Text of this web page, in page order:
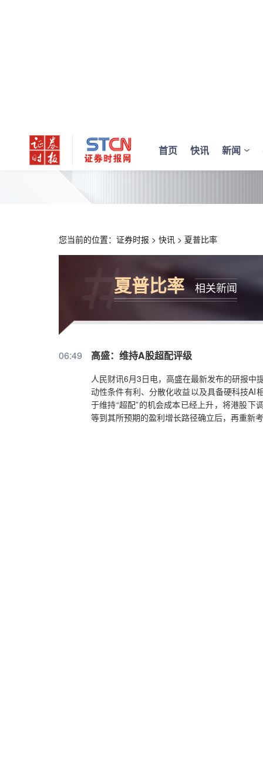
首页 快讯 新闻
您当前的位置： 证券时报 > 快讯 > 夏普比率
夏普比率 相关新闻
06:49 高盛：维持A股超配评级
人民财讯6月3日电，高盛在最新发布的研报中
动性条件有利、分散化收益以及具备硬科技AI
于维持“超配”的机会成本已经上升，将港股下
等到其所预期的盈利增长路径确立后，再重新